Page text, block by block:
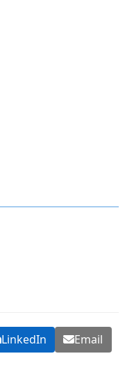
LinkedIn Email